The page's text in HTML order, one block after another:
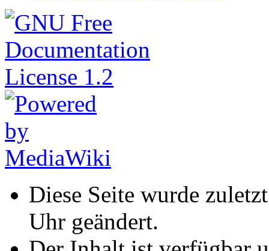
Diese Seite wurde
Uhr geändert.